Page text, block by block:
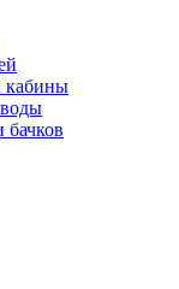
кабины
воды
бачков